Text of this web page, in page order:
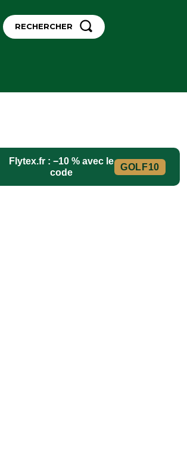
RECHERCHER
Flytex.fr : −10 % avec le
code
GOLF10